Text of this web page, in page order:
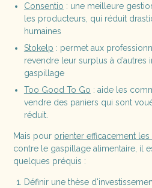
Consentio : une meilleure
les producteurs, qui réduit
humaines
Stokelp : permet aux
revendre leur surplus à
gaspillage
Too Good To Go : aide les
vendre des paniers qui sont
réduit.
Mais pour orienter efficacement
contre le gaspillage alimentaire, il
quelques préquis :
Définir une thèse